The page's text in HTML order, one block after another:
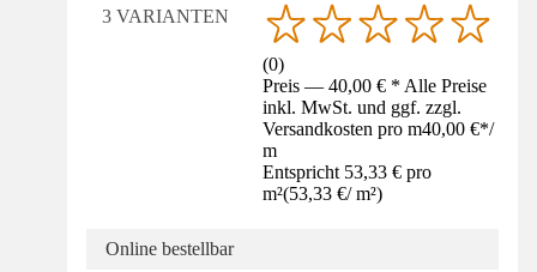
3 VARIANTEN
(0)
Preis — 40,00 € * Alle Preise
inkl. MwSt. und ggf. zzgl.
Versandkosten pro m40,00 €*/
m
Entspricht 53,33 € pro
m²(53,33 €/ m²)
Online bestellbar